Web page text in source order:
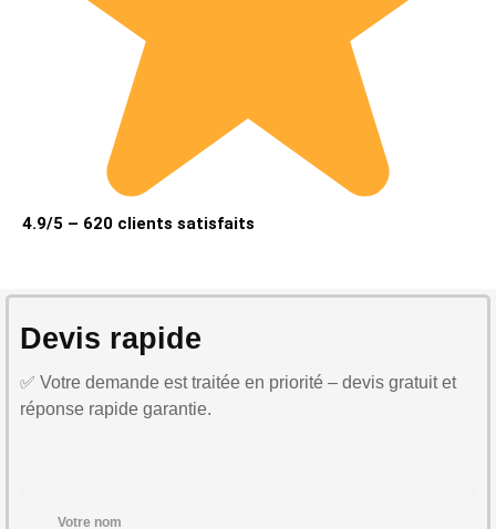
4.9/5 – 620 clients satisfaits
Devis rapide
✅ Votre demande est traitée en priorité – devis gratuit et
réponse rapide garantie.
Votre nom